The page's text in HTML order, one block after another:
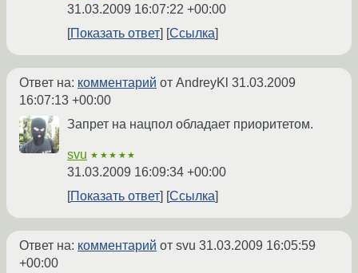
31.03.2009 16:07:22 +00:00
Показать ответ
Ссылка
Ответ на: комментарий от AndreyKl 31.03.2009
16:07:13 +00:00
Запрет на нацпол обладает приоритетом.
svu ★★★★★
31.03.2009 16:09:34 +00:00
Показать ответ
Ссылка
Ответ на: комментарий от svu 31.03.2009 16:05:59
+00:00